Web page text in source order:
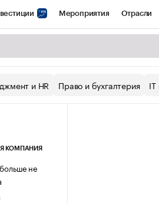
Мероприятия Отрасли
Конференции СПб Спецпроекты
и HR Право и бухгалтерия IT
КОМПАНИЯ
не